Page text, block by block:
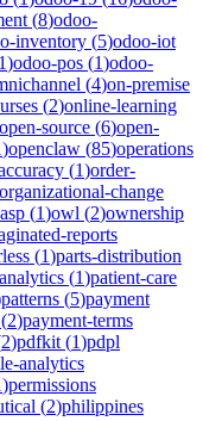
(8)odoo-
inventory (5)odoo-iot
1)odoo-pos (1)odoo-
(4)on-premise
(2)online-learning
open-source (6)open-
)openclaw (85)operations
(1)order-
organizational-change
(1)owl (2)ownership
reports
(1)parts-distribution
(1)patient-care
patterns (5)payment
(2)payment-terms
2)pdfkit (1)pdpl
analytics
)permissions
(2)philippines